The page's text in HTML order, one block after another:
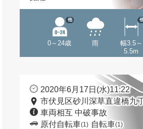
0～24歳
他
雨
幅3.5～
5.5m
2020年6月17日(水)11:22
市伏見区砂川深草直違橋九
車両相互 中破事故
原付自転車(1) 自転車(1)